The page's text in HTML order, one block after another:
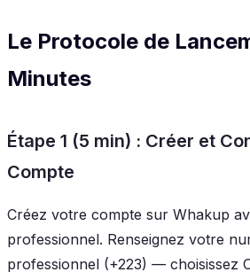
Le Protocole de
Minutes
Étape 1 (5 min) : Créer et
Compte
Créez votre compte sur Whakup
professionnel. Renseignez votre
professionnel (+223) — choisissez